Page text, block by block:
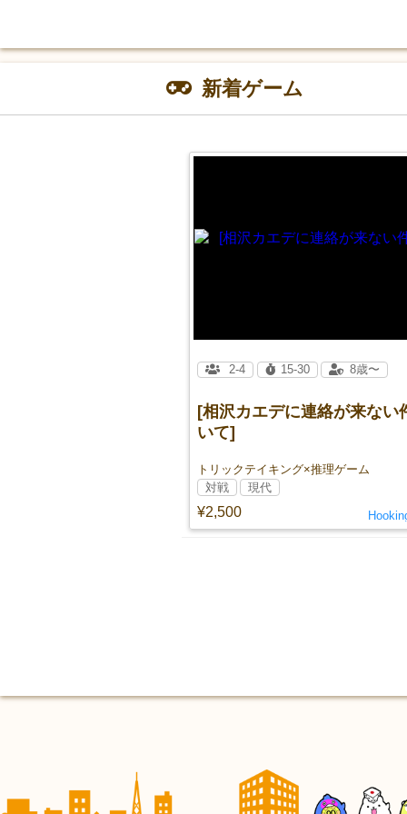
新着ゲーム
[相沢カエデに連絡が来ない
いて]
トリックテイキング×推理ゲーム
¥2,500
2-4 15-30 8歳〜
対戦 現代